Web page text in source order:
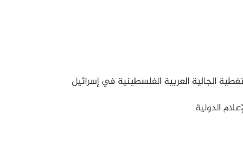
الجالية العربية الفلسطينية في إسرائيل
الدولية